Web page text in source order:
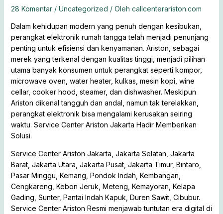
28 Komentar / Uncategorized / Oleh callcenterariston.com
Dalam kehidupan modern yang penuh dengan kesibukan,
perangkat elektronik rumah tangga telah menjadi penunjang
penting untuk efisiensi dan kenyamanan. Ariston, sebagai
merek yang terkenal dengan kualitas tinggi, menjadi pilihan
utama banyak konsumen untuk perangkat seperti kompor,
microwave oven, water heater, kulkas, mesin kopi, wine
cellar, cooker hood, steamer, dan dishwasher. Meskipun
Ariston dikenal tangguh dan andal, namun tak terelakkan,
perangkat elektronik bisa mengalami kerusakan seiring
waktu. Service Center Ariston Jakarta Hadir Memberikan
Solusi.
Service Center Ariston Jakarta, Jakarta Selatan, Jakarta
Barat, Jakarta Utara, Jakarta Pusat, Jakarta Timur, Bintaro,
Pasar Minggu, Kemang, Pondok Indah, Kembangan,
Cengkareng, Kebon Jeruk, Meteng, Kemayoran, Kelapa
Gading, Sunter, Pantai Indah Kapuk, Duren Sawit, Cibubur.
Service Center Ariston Resmi menjawab tuntutan era digital di